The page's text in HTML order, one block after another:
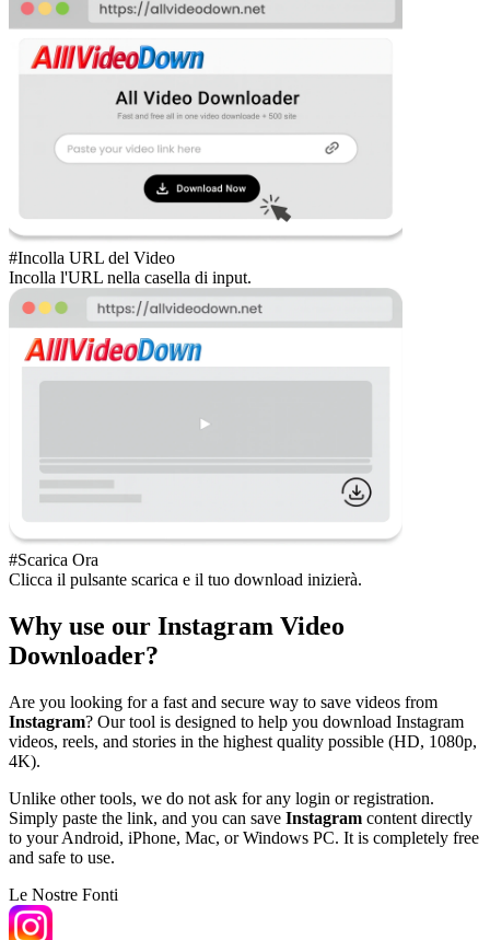
#Incolla URL del Video
Incolla l'URL nella casella di input.
#Scarica Ora
Clicca il pulsante scarica e il tuo download inizierà.
Why use our Instagram Video
Downloader?
Are you looking for a fast and secure way to save videos from
Instagram? Our tool is designed to help you download Instagram
videos, reels, and stories in the highest quality possible (HD, 1080p,
4K).
Unlike other tools, we do not ask for any login or registration.
Simply paste the link, and you can save Instagram content directly
to your Android, iPhone, Mac, or Windows PC. It is completely free
and safe to use.
Le Nostre Fonti